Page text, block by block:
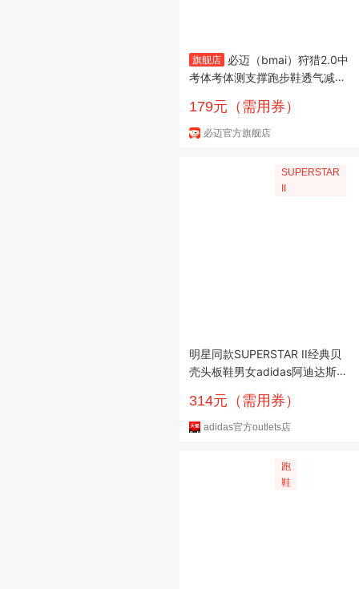
旗舰店
必迈（bmai）狩猎2.0中
考体考体测支撑跑步鞋透气减震
36
179元（需用券）
必迈官方旗舰店
SUPERSTAR
明星同款SUPERSTAR II经典贝
壳头板鞋男女adidas阿迪达斯三
314元（需用券）
adidas官方outlets店
跑
鞋